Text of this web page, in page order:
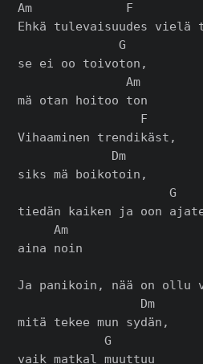
Am             F
Ehkä tulevaisuudes vielä
              G
se ei oo toivoton,
               Am
mä otan hoitoo ton
                 F
Vihaaminen trendikäst,
             Dm
siks mä boikotoin,
                     G
tiedän kaiken ja oon
     Am
aina noin
Ja panikoin, nää on ollu
                 Dm
mitä tekee mun sydän,
            G
vaik matkal muuttuu